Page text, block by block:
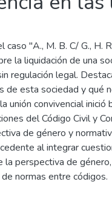
caso "A., M. B. C/ G., H.
la liquidación de una
regulación legal.
de esta sociedad y qué
unión convivencial
del Código Civil y
de género y
al integrar
la perspectiva de
normas entre códigos.